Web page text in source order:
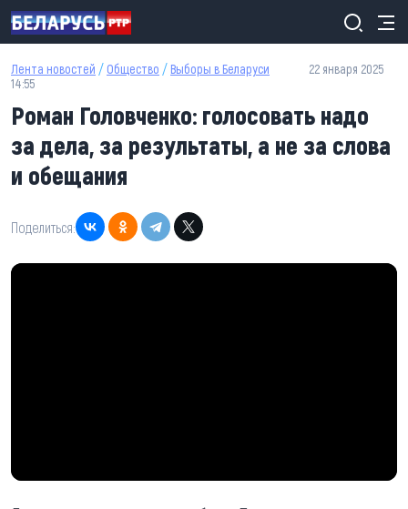
Перейти к основному содержанию
Лента новостей / Общество / Выборы в Беларуси
22 января 2025
14:55
Роман Головченко: голосовать надо
за дела, за результаты, а не за слова
и обещания
Поделиться: